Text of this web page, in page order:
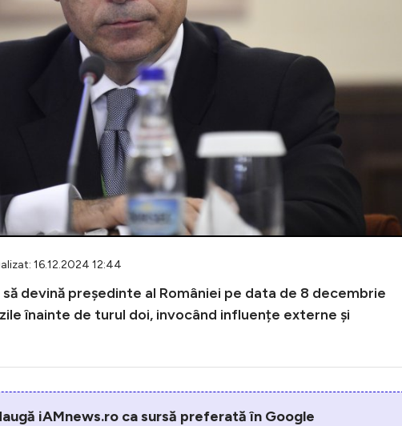
16.12.2024 12:44
devină președinte al României pe data de 8 decembrie
înainte de turul doi, invocând influențe externe și
iAMnews.ro ca sursă preferată în Google